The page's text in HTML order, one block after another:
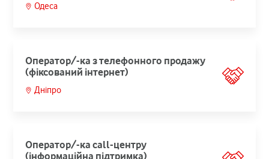
Одеса
Оператор/-ка з телефонного продажу
(фіксований інтернет)
Дніпро
Оператор/-ка call-центру
(інформаційна підтримка)